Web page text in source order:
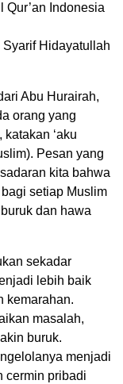
Qur’an Indonesia
Hidayatullah
Abu Hurairah,
orang yang
‘aku
Pesan yang
kita bahwa
setiap Muslim
dan hawa
sekadar
lebih baik
kemarahan.
masalah,
buruk.
menjadi
cermin pribadi